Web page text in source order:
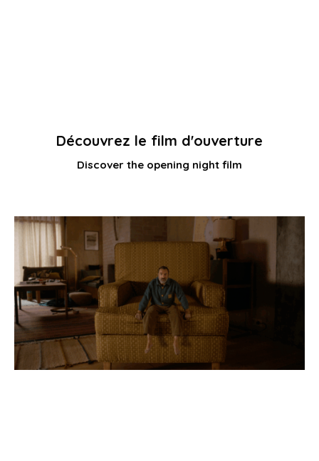
Découvrez le film d'ouverture
Discover the opening night film